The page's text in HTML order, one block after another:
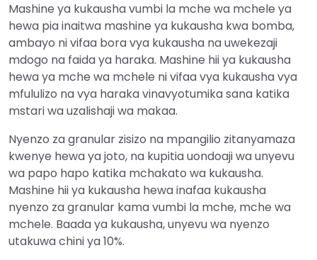
Mashine ya kukausha vumbi la mche wa mchele ya
hewa pia inaitwa mashine ya kukausha kwa bomba,
ambayo ni vifaa bora vya kukausha na uwekezaji
mdogo na faida ya haraka. Mashine hii ya kukausha
hewa ya mche wa mchele ni vifaa vya kukausha vya
mfululizo na vya haraka vinavyotumika sana katika
mstari wa uzalishaji wa makaa.
Nyenzo za granular zisizo na mpangilio zitanyamaza
kwenye hewa ya joto, na kupitia uondoaji wa unyevu
wa papo hapo katika mchakato wa kukausha.
Mashine hii ya kukausha hewa inafaa kukausha
nyenzo za granular kama vumbi la mche, mche wa
mchele. Baada ya kukausha, unyevu wa nyenzo
utakuwa chini ya 10%.